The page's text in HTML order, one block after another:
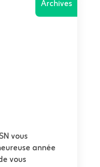
Archives
vous
année
vous